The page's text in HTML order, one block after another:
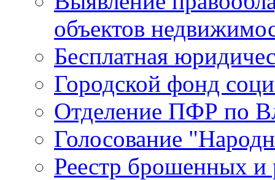
объектов
Бесплатная
Городской фонд
Отделение ПФР по
Голосование
Реестр брошенных и